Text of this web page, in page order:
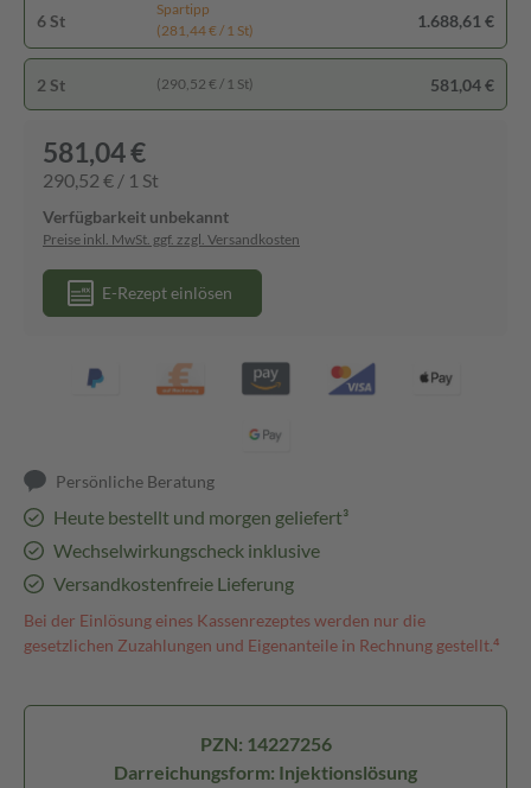
6 St
Spartipp
(281,44 € / 1 St)
1.688,61 €
2 St (290,52 € / 1 St) 581,04 €
581,04 €
290,52 € / 1 St
Verfügbarkeit unbekannt
Preise inkl. MwSt. ggf. zzgl. Versandkosten
E-Rezept einlösen
Persönliche Beratung
Heute bestellt und morgen geliefert³
Wechselwirkungscheck inklusive
Versandkostenfreie Lieferung
Bei der Einlösung eines Kassenrezeptes werden nur die
gesetzlichen Zuzahlungen und Eigenanteile in Rechnung gestellt.⁴
PZN: 14227256
Darreichungsform: Injektionslösung